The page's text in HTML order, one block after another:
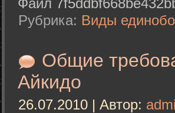
Файл
Рубрика: Виды
Общие
Айкидо
26.07.2010 | Автор: